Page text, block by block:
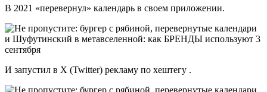
В 2021 «перевернул» календарь в своем приложении.
И запустил в X (Twitter) рекламу по хештегу .